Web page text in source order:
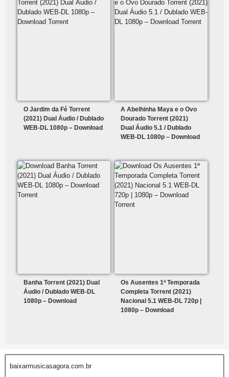
O Jardim da Fé Torrent
(2021) Dual Áudio / Dublado
WEB-DL 1080p – Download
A Abelhinha Maya e o Ovo
Dourado Torrent (2021)
Dual Áudio 5.1 / Dublado
WEB-DL 1080p – Download
Banha Torrent (2021) Dual
Áudio / Dublado WEB-DL
1080p – Download
Os Ausentes 1ª Temporada
Completa Torrent (2021)
Nacional 5.1 WEB-DL 720p |
1080p – Download
baixarmusicasagora.com.br